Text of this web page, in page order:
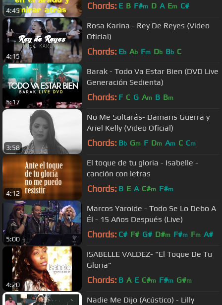
4:45 Chords: E B F#m D A Em C#
4:15
Rosa Karina - Rey De Reyes (Video
Oficial)
Chords: Eb Ab Fm Db Bb C
5:17
Barak - Todo Va Estar Bien (DVD Live
Generación Sedienta)
Chords: F C G Am B Bm
3:58
No Me Soltarás- Damaris Guerra y
Ariel Kelly (Video Oficial)
Chords: Bb Gm F Dm Am C Cm
4:12
El toque de tu gloria - Isabelle -
canción con letras
Chords: B E A C#m F#m
5:00
Marcos Yaroide - Todo Se Lo Debo A
Él - 15 Años Después (Live)
Chords: C# F# G# D#m F#m Fm A#
4:20
ISABELLE VALDEZ- "El Toque De Tu
Gloria"
Chords: B A E C#m F#m G#m
Nadie Me Dijo (Acústico) - Lilly